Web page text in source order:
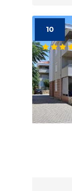
10